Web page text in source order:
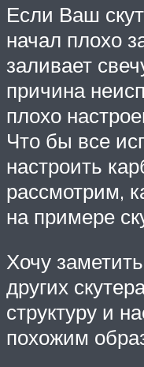
Если Ваш
начал плохо
заливает
причина
плохо
Что бы все
настроить
рассмотрим,
на примере
Хочу
других
структуру и
похожим